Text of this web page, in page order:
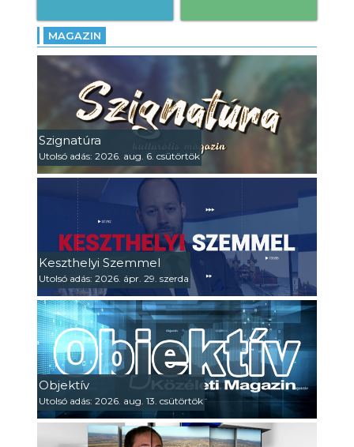
MAGAZIN
Szignatúra
Utolsó adás: 2026. aug. 6. csütörtök
Keszthelyi Szemmel
Utolsó adás: 2026. ápr. 29. szerda
Objektív
Utolsó adás: 2026. aug. 13. csütörtök